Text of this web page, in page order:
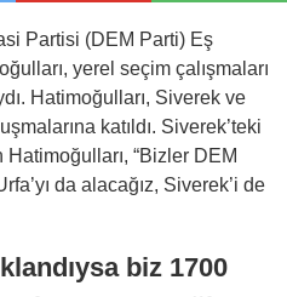
Partisi (DEM Parti) Eş
yerel seçim çalışmaları
Hatimoğulları, Siverek ve
katıldı. Siverek’teki
“Bizler DEM
da alacağız, Siverek’i de
biz 1700